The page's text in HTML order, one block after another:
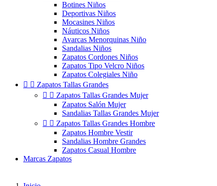
Botines Niños
Deportivas Niños
Mocasines Niños
Náuticos Niños
Avarcas Menorquinas Niño
Sandalias Niños
Zapatos Cordones Niños
Zapatos Tipo Velcro Niños
Zapatos Colegiales Niño
  Zapatos Tallas Grandes
  Zapatos Tallas Grandes Mujer
Zapatos Salón Mujer
Sandalias Tallas Grandes Mujer
  Zapatos Tallas Grandes Hombre
Zapatos Hombre Vestir
Sandalias Hombre Grandes
Zapatos Casual Hombre
Marcas Zapatos